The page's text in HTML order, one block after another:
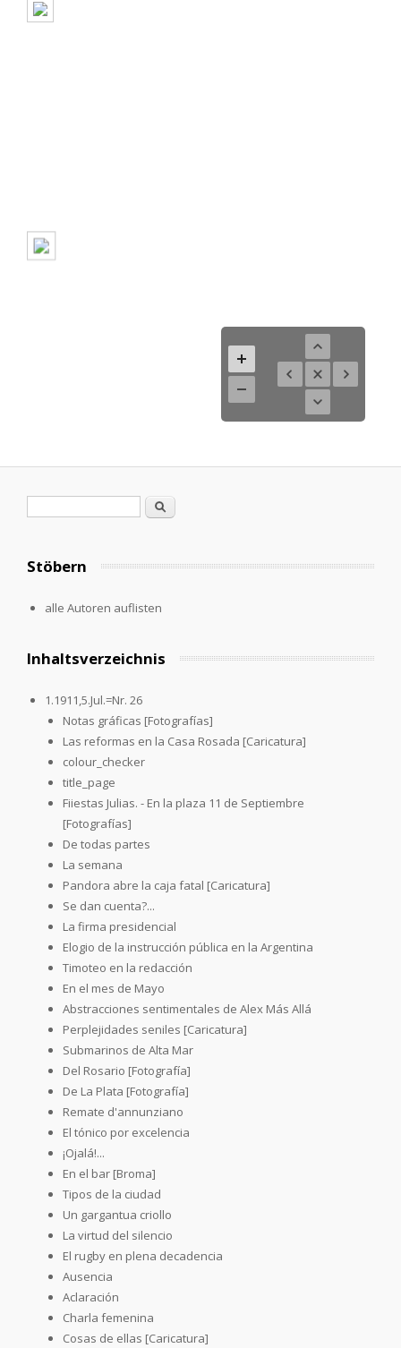
Suche
Stöbern
alle Autoren auflisten
Inhaltsverzeichnis
1.1911,5.Jul.=Nr. 26
Notas gráficas [Fotografías]
Las reformas en la Casa Rosada [Caricatura]
colour_checker
title_page
Fiiestas Julias. - En la plaza 11 de Septiembre
[Fotografías]
De todas partes
La semana
Pandora abre la caja fatal [Caricatura]
Se dan cuenta?...
La firma presidencial
Elogio de la instrucción pública en la Argentina
Timoteo en la redacción
En el mes de Mayo
Abstracciones sentimentales de Alex Más Allá
Perplejidades seniles [Caricatura]
Submarinos de Alta Mar
Del Rosario [Fotografía]
De La Plata [Fotografía]
Remate d'annunziano
El tónico por excelencia
¡Ojalá!...
En el bar [Broma]
Tipos de la ciudad
Un gargantua criollo
La virtud del silencio
El rugby en plena decadencia
Ausencia
Aclaración
Charla femenina
Cosas de ellas [Caricatura]